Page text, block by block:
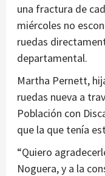
una fractura de
miércoles no
ruedas
departamental.
Martha Pernett,
ruedas nueva a
Población con
que la que tenía
“Quiero
Noguera, y a la